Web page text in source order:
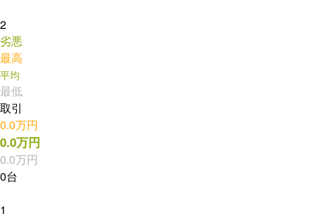
2
劣悪
最高
平均
最低
取引
0.0万円
0.0万円
0.0万円
0台
1